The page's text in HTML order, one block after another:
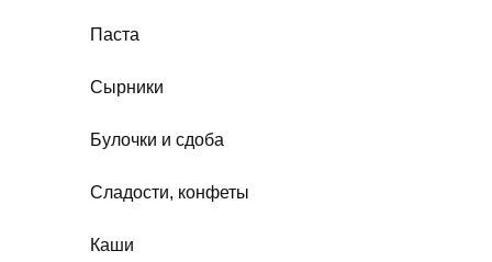
Паста
Сырники
Булочки и сдоба
Сладости, конфеты
Каши